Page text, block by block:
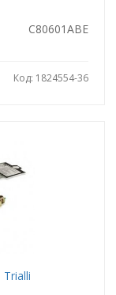
C80601ABE
Код: 1824554-36